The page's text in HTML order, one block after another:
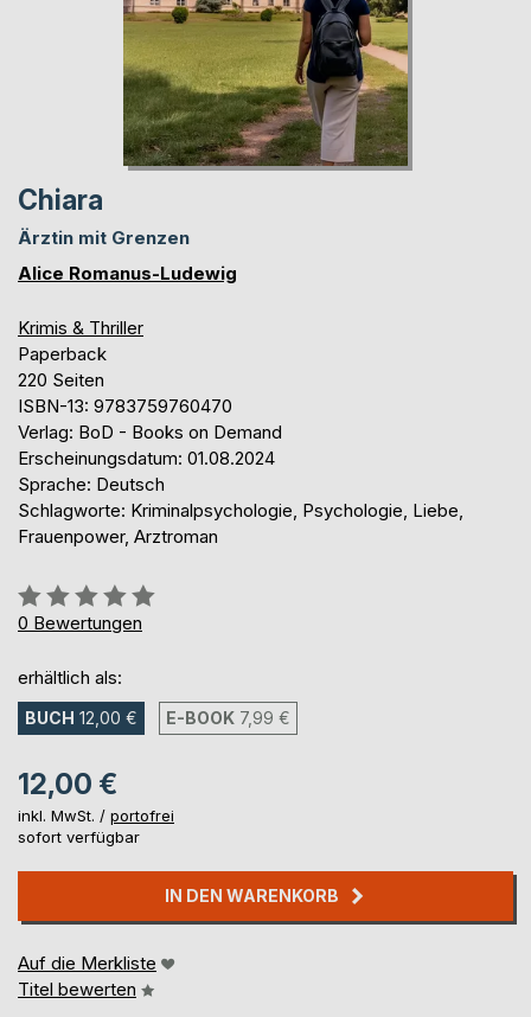
Chiara
Ärztin mit Grenzen
Alice Romanus-Ludewig
Krimis & Thriller
Paperback
220 Seiten
ISBN-13: 9783759760470
Verlag: BoD - Books on Demand
Erscheinungsdatum: 01.08.2024
Sprache: Deutsch
Schlagworte: Kriminalpsychologie, Psychologie, Liebe,
Frauenpower, Arztroman
Bewertung::
0%
0 Bewertungen
erhältlich als:
BUCH 12,00 € E-BOOK 7,99 €
12,00 €
inkl. MwSt. / portofrei
sofort verfügbar
IN DEN WARENKORB
Auf die Merkliste
Titel bewerten